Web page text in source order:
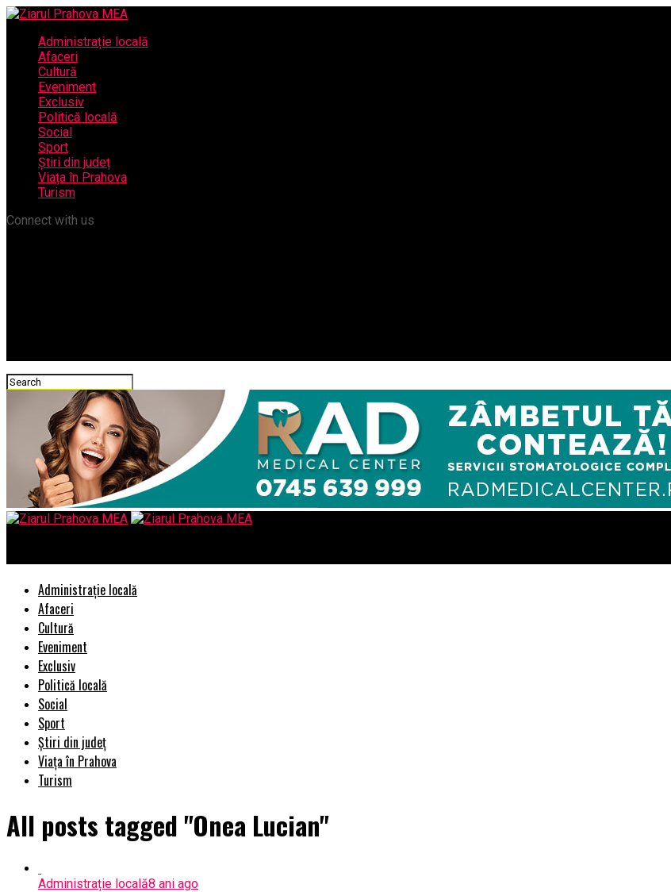
Administrație locală
Afaceri
Cultură
Eveniment
Exclusiv
Politică locală
Social
Sport
Știri din județ
Viața în Prahova
Turism
Connect with us
Administrație locală
Afaceri
Cultură
Eveniment
Exclusiv
Politică locală
Social
Sport
Știri din județ
Viața în Prahova
Turism
All posts tagged "Onea Lucian"
Administrație locală8 ani ago